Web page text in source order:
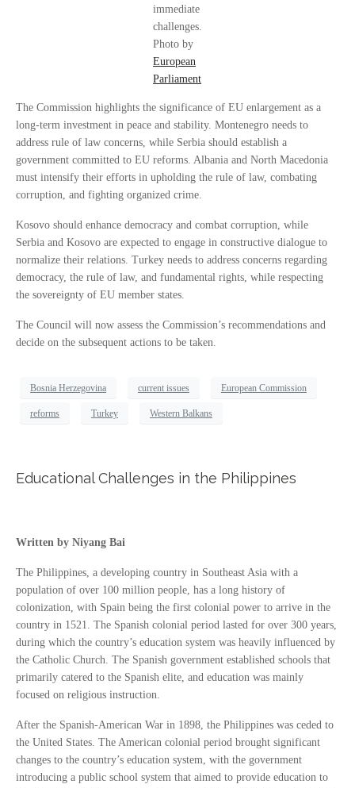
immediate
challenges.
Photo by
European
Parliament
The Commission highlights the significance of EU enlargement as a
long-term investment in peace and stability. Montenegro needs to
address rule of law concerns, while Serbia should establish a
government committed to EU reforms. Albania and North Macedonia
must intensify their efforts in upholding the rule of law, combating
corruption, and fighting organized crime.
Kosovo should enhance democracy and combat corruption, while
Serbia and Kosovo are expected to engage in constructive dialogue to
normalize their relations. Turkey needs to address concerns regarding
democracy, the rule of law, and fundamental rights, while respecting
the sovereignty of EU member states.
The Council will now assess the Commission’s recommendations and
decide on the subsequent actions to be taken.
Bosnia Herzegovina current issues European Commission
reforms Turkey Western Balkans
Educational Challenges in the Philippines
Written by Niyang Bai
The Philippines, a developing country in Southeast Asia with a
population of over 100 million people, has a long history of
colonization, with Spain being the first colonial power to arrive in the
country in 1521. The Spanish colonial period lasted for over 300 years,
during which the country’s education system was heavily influenced by
the Catholic Church. The Spanish government established schools that
primarily catered to the Spanish elite, and education was mainly
focused on religious instruction.
After the Spanish-American War in 1898, the Philippines was ceded to
the United States. The American colonial period brought significant
changes to the country’s education system, with the government
introducing a public school system that aimed to provide education to